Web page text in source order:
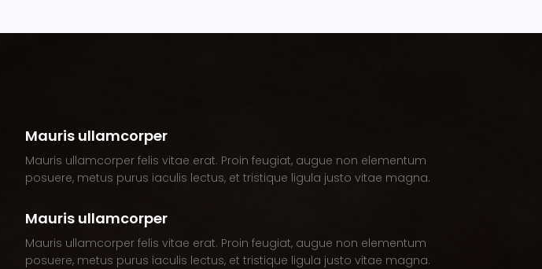
Mauris ullamcorper
Mauris ullamcorper felis vitae erat. Proin feugiat, augue non elementum
posuere, metus purus iaculis lectus, et tristique ligula justo vitae magna.
Mauris ullamcorper
Mauris ullamcorper felis vitae erat. Proin feugiat, augue non elementum
posuere, metus purus iaculis lectus, et tristique ligula justo vitae magna.